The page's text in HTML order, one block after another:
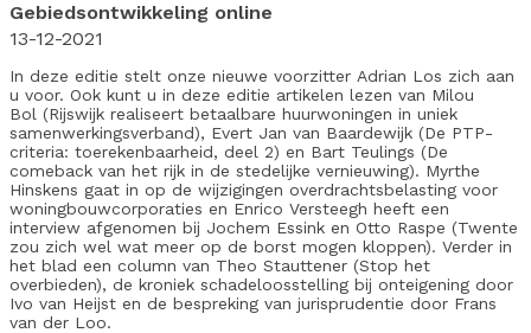
Gebiedsontwikkeling online
13-12-2021
In deze editie stelt onze nieuwe voorzitter Adrian Los zich aan
u voor. Ook kunt u in deze editie artikelen lezen van Milou
Bol (Rijswijk realiseert betaalbare huurwoningen in uniek
samenwerkingsverband), Evert Jan van Baardewijk (De PTP-
criteria: toerekenbaarheid, deel 2) en Bart Teulings (De
comeback van het rijk in de stedelijke vernieuwing). Myrthe
Hinskens gaat in op de wijzigingen overdrachtsbelasting voor
woningbouwcorporaties en Enrico Versteegh heeft een
interview afgenomen bij Jochem Essink en Otto Raspe (Twente
zou zich wel wat meer op de borst mogen kloppen). Verder in
het blad een column van Theo Stauttener (Stop het
overbieden), de kroniek schadeloosstelling bij onteigening door
Ivo van Heijst en de bespreking van jurisprudentie door Frans
van der Loo.